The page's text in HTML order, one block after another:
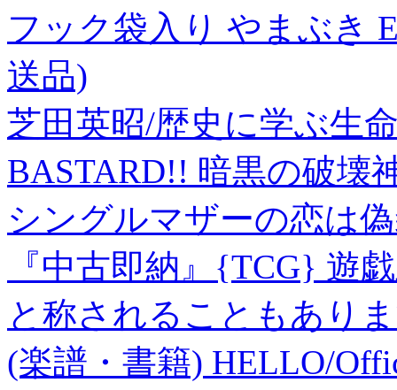
フック袋入り やまぶき
送品)
芝田英昭/歴史に学ぶ生
BASTARD!! 暗黒の破壊
シングルマザーの恋は
『中古即納』{TCG} 遊
と称されることもあり
(楽譜・書籍) HELLO/